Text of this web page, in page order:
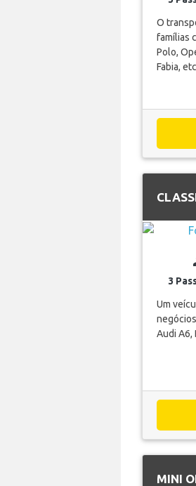
O
famílias
Polo,
Fabia,
3
Um
Audi A6,
MINI